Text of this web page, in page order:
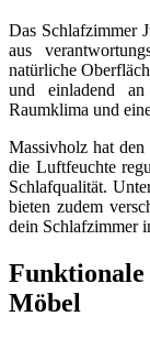
Das Schlafzimmer
aus
natürliche
und einladend
Raumklima und
Massivholz hat
die Luftfeuchte
Schlafqualität.
bieten zudem
dein Schlafzimmer
Funktionale
Möbel